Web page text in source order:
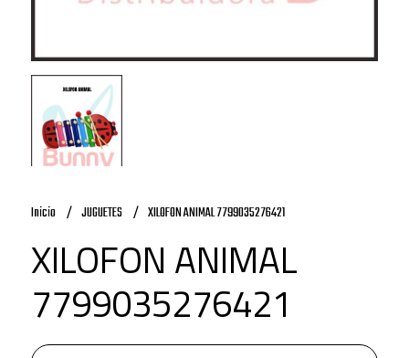
Inicio JUGUETES XILOFON ANIMAL 7799035276421
XILOFON ANIMAL
7799035276421